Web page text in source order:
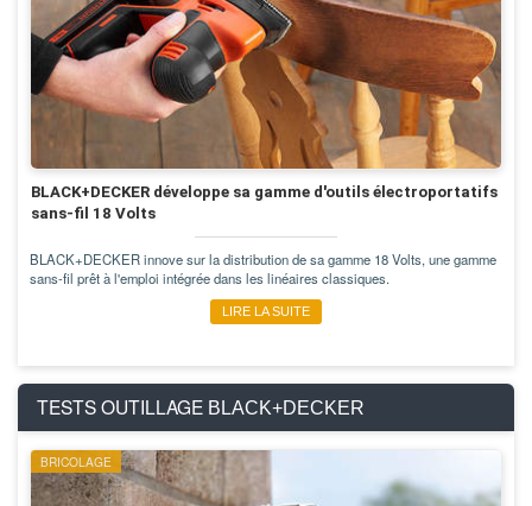
BLACK+DECKER développe sa gamme d'outils électroportatifs
sans-fil 18 Volts
BLACK+DECKER innove sur la distribution de sa gamme 18 Volts, une gamme
sans-fil prêt à l'emploi intégrée dans les linéaires classiques.
LIRE LA SUITE
TESTS OUTILLAGE BLACK+DECKER
BRICOLAGE